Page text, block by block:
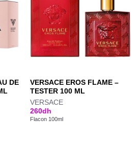
DE
VERSACE EROS FLAME –
TESTER 100 ML
VERSACE
260dh
Flacon 100ml